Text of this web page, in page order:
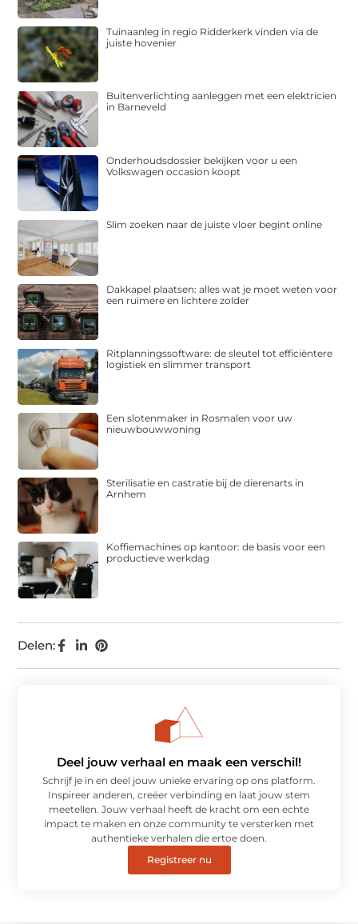
Delen:
Tuinaanleg in regio Ridderkerk vinden via de
juiste hovenier
Buitenverlichting aanleggen met een elektricien
in Barneveld
Onderhoudsdossier bekijken voor u een
Volkswagen occasion koopt
Slim zoeken naar de juiste vloer begint online
Dakkapel plaatsen: alles wat je moet weten voor
een ruimere en lichtere zolder
Ritplanningssoftware: de sleutel tot efficiëntere
logistiek en slimmer transport
Een slotenmaker in Rosmalen voor uw
nieuwbouwwoning
Sterilisatie en castratie bij de dierenarts in
Arnhem
Koffiemachines op kantoor: de basis voor een
productieve werkdag
Deel jouw verhaal en maak een verschil!
Schrijf je in en deel jouw unieke ervaring op ons platform.
Inspireer anderen, creëer verbinding en laat jouw stem
meetellen. Jouw verhaal heeft de kracht om een echte
impact te maken en onze community te versterken met
authentieke verhalen die ertoe doen.
Registreer nu